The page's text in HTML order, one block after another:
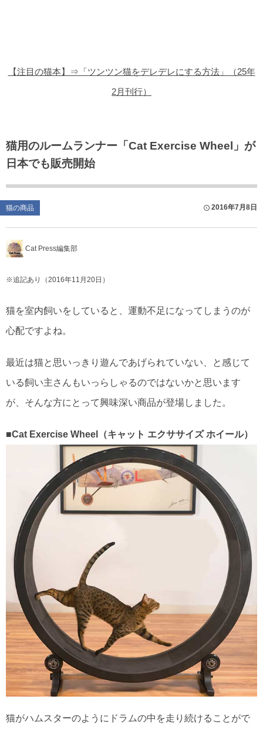
【注目の猫本】⇒「ツンツン猫をデレデレにする方法」（25年
2月刊行）
猫用のルームランナー「Cat Exercise Wheel」が
日本でも販売開始
猫の商品 2016年7月8日
Cat Press編集部
※追記あり（2016年11月20日）
猫を室内飼いをしていると、運動不足になってしまうのが
心配ですよね。
最近は猫と思いっきり遊んであげられていない、と感じて
いる飼い主さんもいっらしゃるのではないかと思います
が、そんな方にとって興味深い商品が登場しました。
■Cat Exercise Wheel（キャット エクササイズ ホイール）
猫がハムスターのようにドラムの中を走り続けることがで
猫のゲーム・アプリ
猫のフリー写真素材